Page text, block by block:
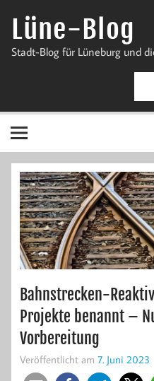
InhaltLüne-Blog
Stadt-Blog für Lüneburg und
Bahnstrecken-
Projekte benannt –
Vorbereitung
Veröffentlicht am 7. Juni 2023